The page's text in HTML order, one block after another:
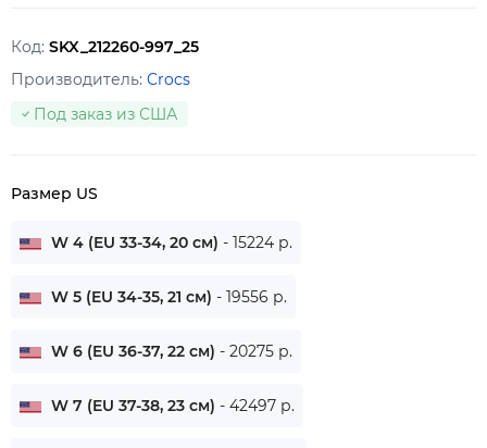
Код: SKX_212260-997_25
Производитель: Crocs
Под заказ из США
Размер US
W 4 (EU 33-34, 20 см) - 15224 р.
W 5 (EU 34-35, 21 см) - 19556 р.
W 6 (EU 36-37, 22 см) - 20275 р.
W 7 (EU 37-38, 23 см) - 42497 р.